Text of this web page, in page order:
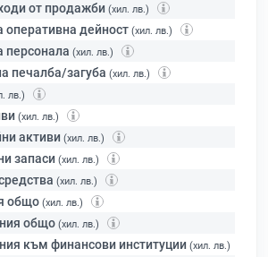
от продажби (хил. лв.)
оперативна дейност (хил. лв.)
персонала (хил. лв.)
печалба/загуба (хил. лв.)
лв.)
(хил. лв.)
активи (хил. лв.)
запаси (хил. лв.)
(хил. лв.)
общо (хил. лв.)
общо (хил. лв.)
към финансови институции (хил. лв.)